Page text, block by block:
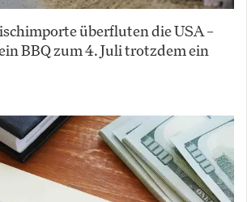
überfluten die USA –
BBQ zum 4. Juli trotzdem ein